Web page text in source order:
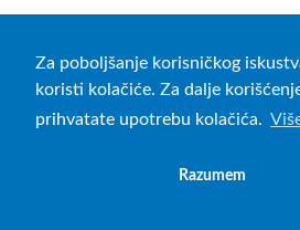
Za poboljšanje korisničkog
koristi kolačiće. Za dalje
prihvatate upotrebu kolačića.
Razumem